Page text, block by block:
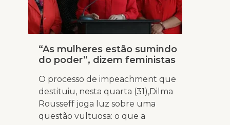
“As mulheres estão sumindo
do poder”, dizem feministas
O processo de impeachment que
destituiu, nesta quarta (31),Dilma
Rousseff joga luz sobre uma
questão vultuosa: o que a